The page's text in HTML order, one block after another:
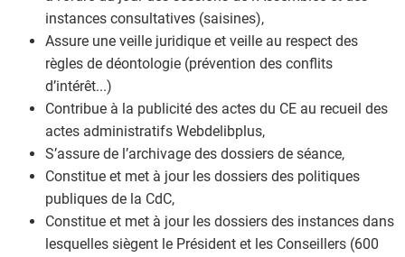
instances consultatives (saisines),
Assure une veille juridique et veille au respect des
règles de déontologie (prévention des conflits
d’intérêt...)
Contribue à la publicité des actes du CE au recueil des
actes administratifs Webdelibplus,
S’assure de l’archivage des dossiers de séance,
Constitue et met à jour les dossiers des politiques
publiques de la CdC,
Constitue et met à jour les dossiers des instances dans
lesquelles siègent le Président et les Conseillers (600